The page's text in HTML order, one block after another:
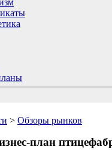
> Обзоры рынков
план